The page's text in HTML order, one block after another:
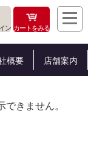
ン カートをみる
概要 店舗案内
きません。